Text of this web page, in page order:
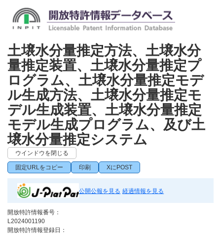
土壌水分量推定方法、土壌水分
量推定装置、土壌水分量推定プ
ログラム、土壌水分量推定モデ
ル生成方法、土壌水分量推定モ
デル生成装置、土壌水分量推定
モデル生成プログラム、及び土
壌水分量推定システム
ウインドウを閉じる
固定URLをコピー 印刷 XにPOST
公開公報を見る 経過情報を見る
開放特許情報番号：
L2024001190
開放特許情報登録日：